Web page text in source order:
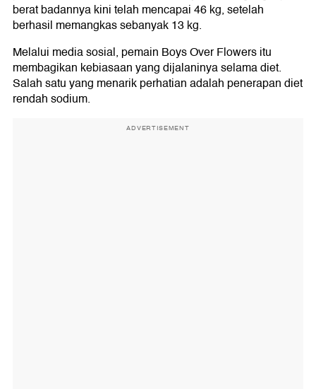
berat badannya kini telah mencapai 46 kg, setelah
berhasil memangkas sebanyak 13 kg.
Melalui media sosial, pemain Boys Over Flowers itu
membagikan kebiasaan yang dijalaninya selama diet.
Salah satu yang menarik perhatian adalah penerapan diet
rendah sodium.
ADVERTISEMENT